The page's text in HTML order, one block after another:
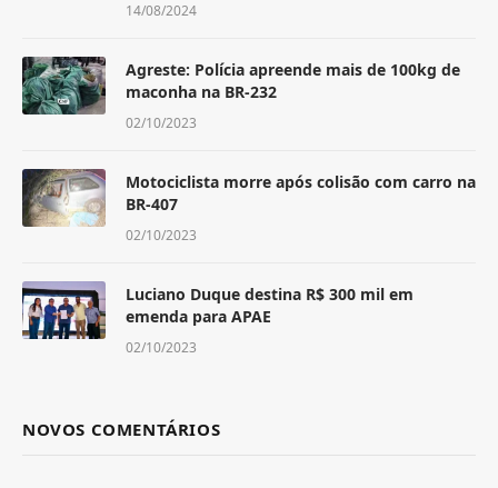
14/08/2024
Agreste: Polícia apreende mais de 100kg de
maconha na BR-232
02/10/2023
Motociclista morre após colisão com carro na
BR-407
02/10/2023
Luciano Duque destina R$ 300 mil em
emenda para APAE
02/10/2023
NOVOS COMENTÁRIOS